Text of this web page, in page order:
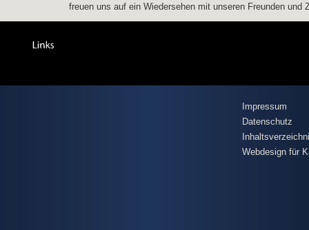
freuen uns auf ein Wiedersehen mit unseren Freunden
Impressum
Datenschutz
Webdesign für